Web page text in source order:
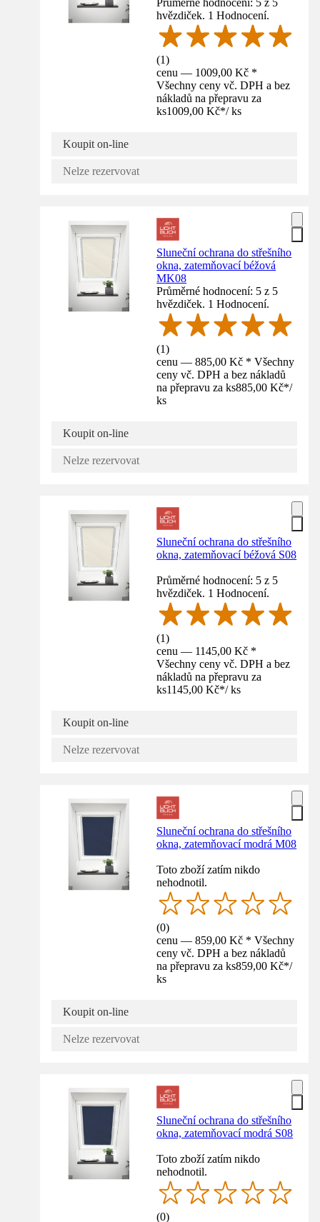
hvězdiček. 1 Hodnocení.
(1)
cenu — 1009,00 Kč *
Všechny ceny vč. DPH a bez
nákladů na přepravu za
ks1009,00 Kč*/ ks
Koupit on-line
Nelze rezervovat
Sluneční ochrana do střešního
okna, zatemňovací béžová
MK08
Průměrné hodnocení: 5 z 5
hvězdiček. 1 Hodnocení.
(1)
cenu — 885,00 Kč * Všechny
ceny vč. DPH a bez nákladů
na přepravu za ks885,00 Kč*/
ks
Koupit on-line
Nelze rezervovat
Sluneční ochrana do střešního
okna, zatemňovací béžová S08
Průměrné hodnocení: 5 z 5
hvězdiček. 1 Hodnocení.
(1)
cenu — 1145,00 Kč *
Všechny ceny vč. DPH a bez
nákladů na přepravu za
ks1145,00 Kč*/ ks
Koupit on-line
Nelze rezervovat
Sluneční ochrana do střešního
okna, zatemňovací modrá M08
Toto zboží zatím nikdo
nehodnotil.
(0)
cenu — 859,00 Kč * Všechny
ceny vč. DPH a bez nákladů
na přepravu za ks859,00 Kč*/
ks
Koupit on-line
Nelze rezervovat
Sluneční ochrana do střešního
okna, zatemňovací modrá S08
Toto zboží zatím nikdo
nehodnotil.
(0)